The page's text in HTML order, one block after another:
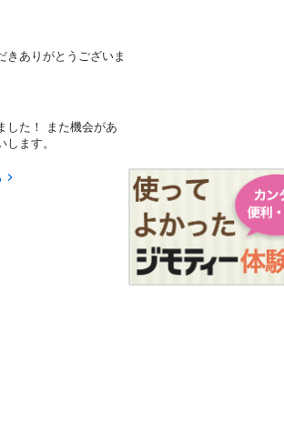
きありがとうございま
した！ また機会があ
ます。